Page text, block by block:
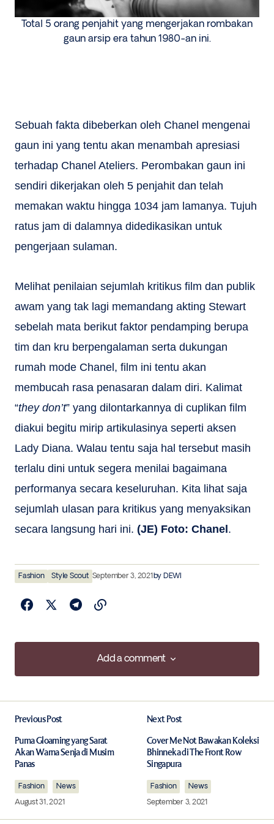
Total 5 orang penjahit yang mengerjakan rombakan
gaun arsip era tahun 1980-an ini.
Sebuah fakta dibeberkan oleh Chanel mengenai
gaun ini yang tentu akan menambah apresiasi
terhadap Chanel Ateliers. Perombakan gaun ini
sendiri dikerjakan oleh 5 penjahit dan telah
memakan waktu hingga 1034 jam lamanya. Tujuh
ratus jam di dalamnya didedikasikan untuk
pengerjaan sulaman.
Melihat penilaian sejumlah kritikus film dan publik
awam yang tak lagi memandang akting Stewart
sebelah mata berikut faktor pendamping berupa
tim dan kru berpengalaman serta dukungan
rumah mode Chanel, film ini tentu akan
membucah rasa penasaran dalam diri. Kalimat
“they don’t” yang dilontarkannya di cuplikan film
diakui begitu mirip artikulasinya seperti aksen
Lady Diana. Walau tentu saja hal tersebut masih
terlalu dini untuk segera menilai bagaimana
performanya secara keseluruhan. Kita lihat saja
sejumlah ulasan para kritikus yang menyaksikan
secara langsung hari ini. (JE) Foto: Chanel .
Fashion Style Scout September 3, 2021by DEWI
Add a comment
Add a comment
Required fields are marked*
Previous Post
Puma Gloaming yang Sarat
Akan Warna Senja di Musim
Panas
Fashion
News
August 31, 2021
Next Post
Cover Me Not Bawakan Koleksi
Bhinneka di The Front Row
Singapura
Fashion
News
September 3, 2021